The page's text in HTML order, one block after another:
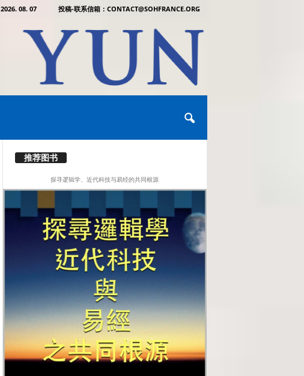
2026. 08. 07 投稿-联系信箱：CONTACT@SOHFRANCE.ORG
推荐图书
探寻逻辑学、近代科技与易经的共同根源